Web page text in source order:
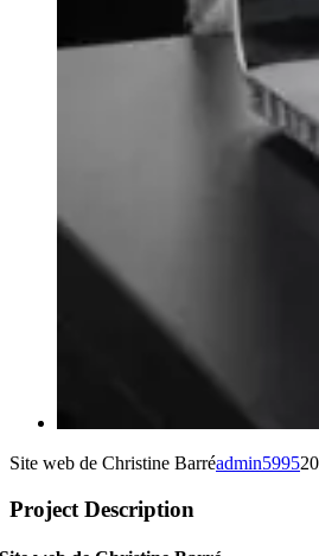
Site web de Christine Barréadmin5995
Project Description